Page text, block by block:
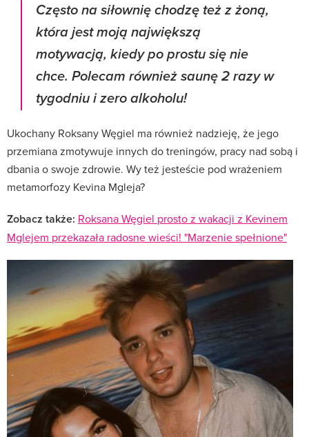
Często na siłownię chodzę też z żoną,
która jest moją największą
motywacją, kiedy po prostu się nie
chce. Polecam również saunę 2 razy w
tygodniu i zero alkoholu!
Ukochany Roksany Węgiel ma również nadzieję, że jego
przemiana zmotywuje innych do treningów, pracy nad sobą i
dbania o swoje zdrowie. Wy też jesteście pod wrażeniem
metamorfozy Kevina Mgleja?
Zobacz także: Roksana Węgiel prosto z wakacji z Kevinem
Mglejem przekazała radosne wieści! "Marzenie spełnione"